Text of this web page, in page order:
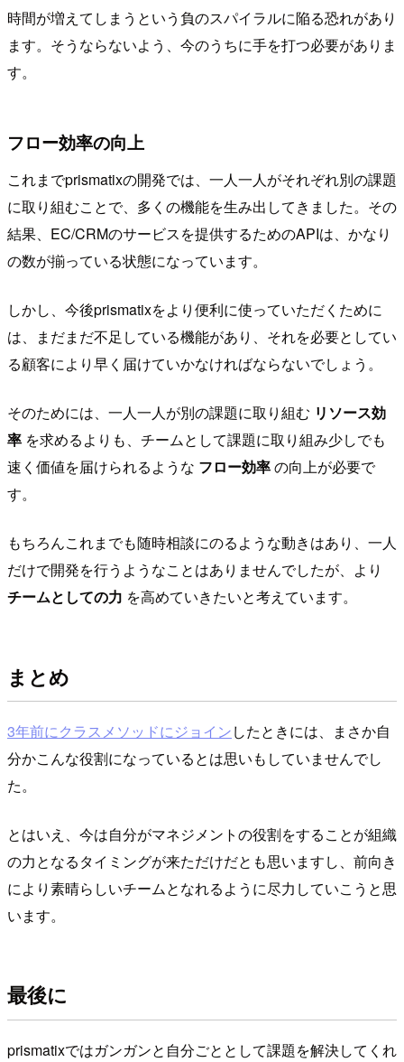
時間が増えてしまうという負のスパイラルに陥る恐れがあり
ます。そうならないよう、今のうちに手を打つ必要がありま
す。
フロー効率の向上
これまでprismatixの開発では、一人一人がそれぞれ別の課題
に取り組むことで、多くの機能を生み出してきました。その
結果、EC/CRMのサービスを提供するためのAPIは、かなり
の数が揃っている状態になっています。
しかし、今後prismatixをより便利に使っていただくために
は、まだまだ不足している機能があり、それを必要としてい
る顧客により早く届けていかなければならないでしょう。
そのためには、一人一人が別の課題に取り組む リソース効
率 を求めるよりも、チームとして課題に取り組み少しでも
速く価値を届けられるような フロー効率の向上が必要で
す。
もちろんこれまでも随時相談にのるような動きはあり、一人
だけで開発を行うようなことはありませんでしたが、より
チームとしての力 を高めていきたいと考えています。
まとめ
3年前にクラスメソッドにジョインしたときには、まさか自
分かこんな役割になっているとは思いもしていませんでし
た。
とはいえ、今は自分がマネジメントの役割をすることが組織
の力となるタイミングが来ただけだとも思いますし、前向き
により素晴らしいチームとなれるように尽力していこうと思
います。
最後に
prismatixではガンガンと自分ごととして課題を解決してくれ